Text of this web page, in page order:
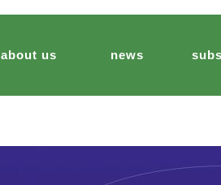
about us news